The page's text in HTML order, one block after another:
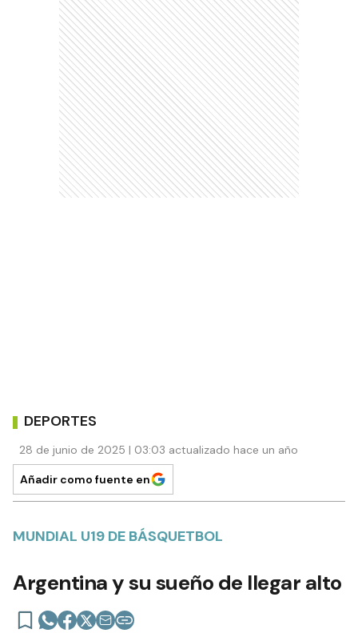
DEPORTES
28 de junio de 2025 | 03:03 actualizado hace un año
Añadir como fuente en
MUNDIAL U19 DE BÁSQUETBOL
Argentina y su sueño de llegar alto